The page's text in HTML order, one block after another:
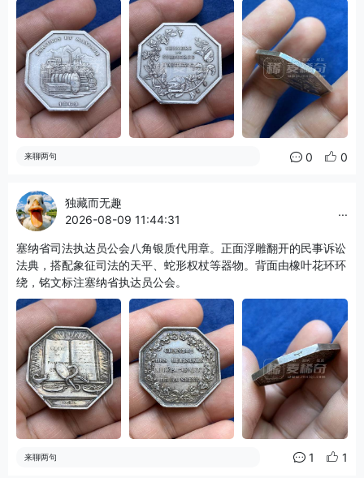
来聊两句 0 0
独藏而无趣
2026-08-09 11:44:31
...
塞纳省司法执达员公会八角银质代用章。正面浮雕翻开的民事诉讼
法典，搭配象征司法的天平、蛇形权杖等器物。背面由橡叶花环环
绕，铭文标注塞纳省执达员公会。
来聊两句 1 1